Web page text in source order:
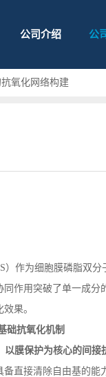
公司介绍 公
氧化网络构建
）作为细胞膜磷脂双分
作用突破了单一成分
果。
础抗氧化机制
以膜保护为核心的间接
备直接清除自由基的能